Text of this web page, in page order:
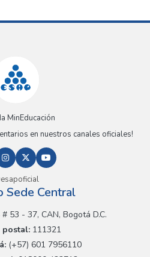
MinEducación
en nuestros canales oficiales!
Sede Central
53 - 37, CAN, Bogotá D.C.
postal: 111321
(+57) 601 7956110